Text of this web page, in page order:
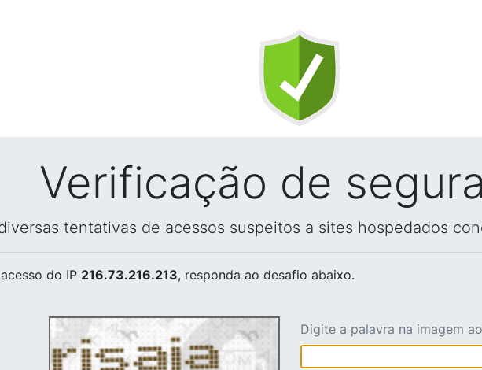
Verificação de
tentativas de acessos suspeitos a sites hospedados
do IP 216.73.216.213, responda ao desafio abaixo.
Digite a palavra na imagem